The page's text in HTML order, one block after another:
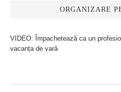
ORGANIZARE
VIDEO: Împachetează ca un
vacanța de vară